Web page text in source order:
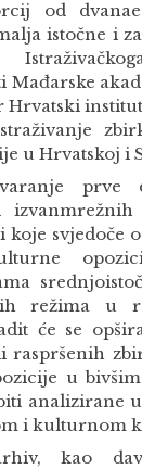
od
istočne i
Mađarske
Hrvatski
u Hrvatskoj i
prve
svjedoče
režima u
će se
raspršenih
u
analizirane
i kulturnom
kao